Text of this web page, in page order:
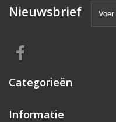
Nieuwsbrief
Categorieën
Informatie